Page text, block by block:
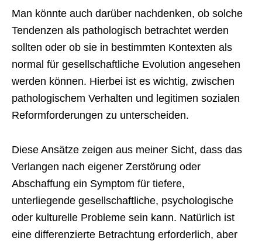
Man könnte auch darüber nachdenken, ob solche
Tendenzen als pathologisch betrachtet werden
sollten oder ob sie in bestimmten Kontexten als
normal für gesellschaftliche Evolution angesehen
werden können. Hierbei ist es wichtig, zwischen
pathologischem Verhalten und legitimen sozialen
Reformforderungen zu unterscheiden.
Diese Ansätze zeigen aus meiner Sicht, dass das
Verlangen nach eigener Zerstörung oder
Abschaffung ein Symptom für tiefere,
unterliegende gesellschaftliche, psychologische
oder kulturelle Probleme sein kann. Natürlich ist
eine differenzierte Betrachtung erforderlich, aber